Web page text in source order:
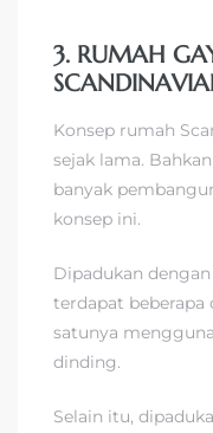
3. RUMAH
Konsep rumah
sejak lama.
banyak
konsep ini.
Dipadukan
terdapat beberapa
satunya
dinding.
Selain itu,